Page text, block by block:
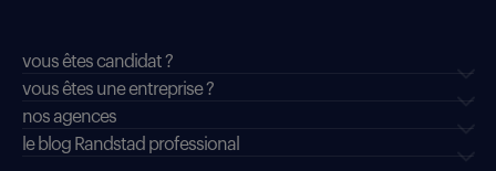
vous êtes candidat ?
vous êtes une entreprise ?
nos agences
le blog Randstad professional